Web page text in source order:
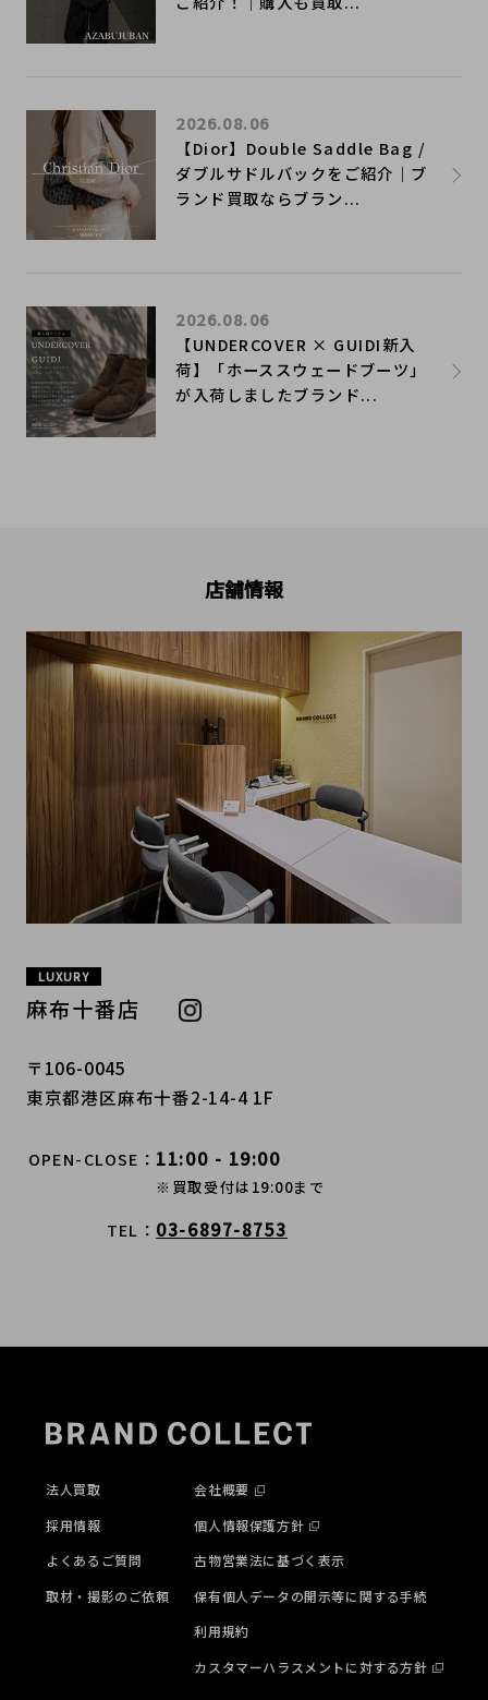
【Dior】Double Saddle Bag /
ダブルサドルバックをご紹介｜ブ
ランド買取ならブラン...
2026.08.06
【UNDERCOVER × GUIDI新入
荷】「ホーススウェードブーツ」
が入荷しましたブランド...
2026.08.06
店舗情報
LUXURY
麻布十番店
〒106-0045
東京都港区麻布十番2-14-4 1F
OPEN-CLOSE 11:00 - 19:00
※買取受付は19:00まで
TEL 03-6897-8753
法人買取
採用情報
よくあるご質問
取材・撮影のご依頼
会社概要
個人情報保護方針
古物営業法に基づく表示
保有個人データの開示等に関する手続
利用規約
カスタマーハラスメントに対する方針